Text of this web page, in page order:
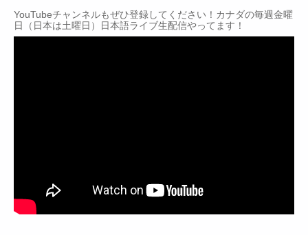
Contact
YouTubeチャンネルもぜひ登録してください！カナダの毎週金曜
日（日本は土曜日）日本語ライブ生配信やってます！